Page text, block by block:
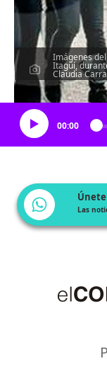
Imágenes
Itagüí,
Claudia
00:00
Las